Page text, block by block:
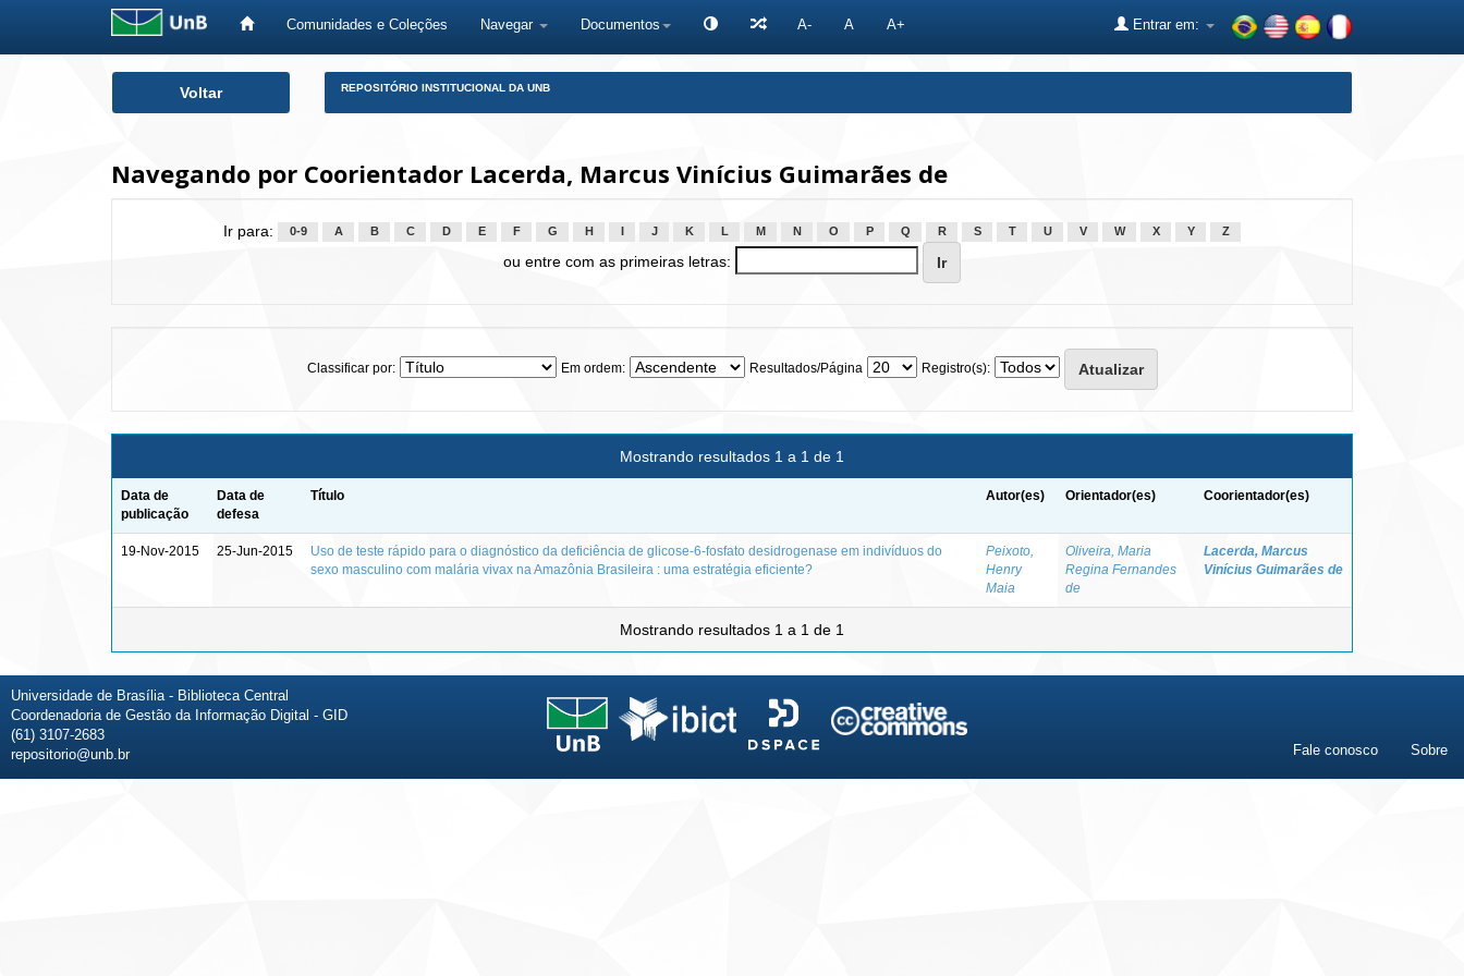
Comunidades e Coleções Navegar Documentos A- A A+ Entrar em:
Voltar REPOSITÓRIO INSTITUCIONAL DA UNB
Navegando por Coorientador Lacerda, Marcus Vinícius Guimarães de
Ir para: 0-9 A B C D E F G H J K L M N O P Q R S T U V W X Y Z
ou entre com as primeiras letras:
Classificar por: Em ordem: Resultados/Página Registro(s):
Mostrando resultados 1 a 1 de 1
Data de
publicação
Data de
defesa
Título Autor(es) Orientador(es) Coorientador(es)
19-Nov-2015 25-Jun-2015
Uso de teste rápido para o diagnóstico da deficiência de glicose-6-fosfato desidrogenase em indivíduos do
sexo masculino com malária vivax na Amazônia Brasileira : uma estratégia eficiente?
Peixoto,
Henry
Maia
Oliveira, Maria
Regina Fernandes
de
Lacerda, Marcus
Vinícius Guimarães de
Mostrando resultados 1 a 1 de 1
Universidade de Brasília - Biblioteca Central
Coordenadoria de Gestão da Informação Digital - GID
(61) 3107-2683
repositorio@unb.br
Fale conosco Sobre